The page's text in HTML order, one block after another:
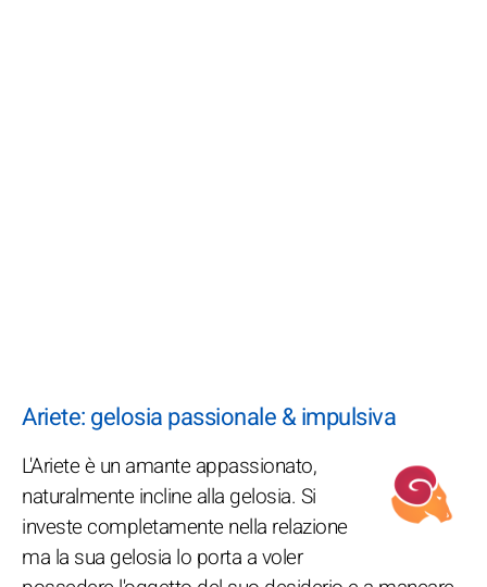
Ariete: gelosia passionale & impulsiva
L'Ariete è un amante appassionato,
naturalmente incline alla gelosia. Si
investe completamente nella relazione
ma la sua gelosia lo porta a voler